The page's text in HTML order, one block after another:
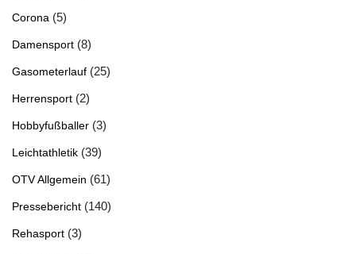
Corona (5)
Damensport (8)
Gasometerlauf (25)
Herrensport (2)
Hobbyfußballer (3)
Leichtathletik (39)
OTV Allgemein (61)
Pressebericht (140)
Rehasport (3)